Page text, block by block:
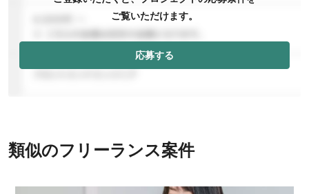
ご覧いただけます。
応募する
類似のフリーランス案件